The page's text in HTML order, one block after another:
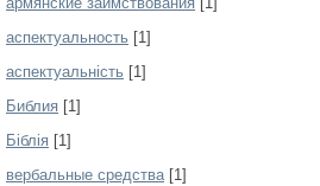
аспектуальность [1]
аспектуальність [1]
Библия [1]
Біблія [1]
вербальные средства[1]